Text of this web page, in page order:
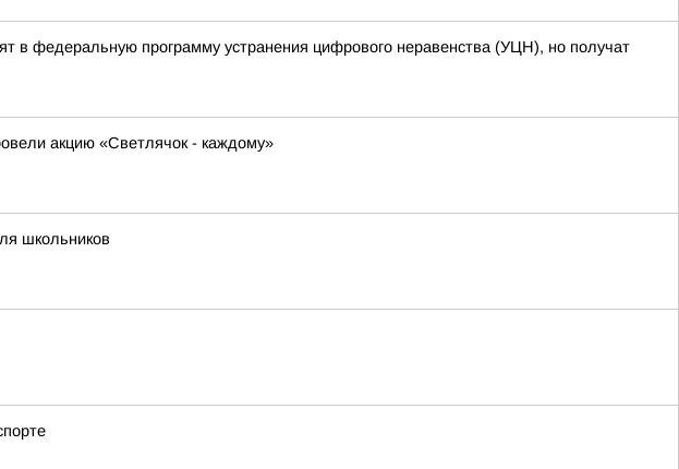
в федеральную программу устранения цифрового неравенства (УЦН), но получат
акцию «Светлячок - каждому»
школьников